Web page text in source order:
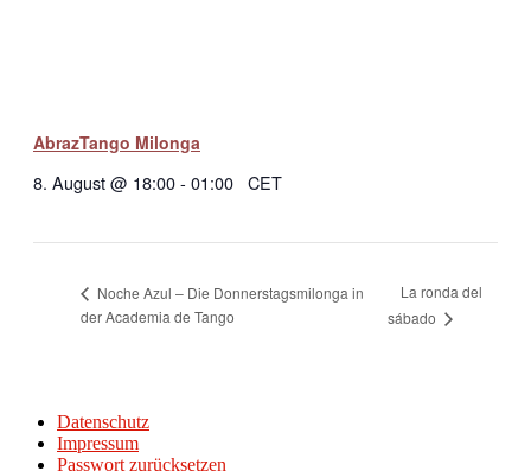
AbrazTango Milonga
8. August @ 18:00- 01:00 CET
Noche Azul – Die Donnerstagsmilonga in
der Academia de Tango
La ronda del
sábado
Datenschutz
Impressum
Passwort zurücksetzen